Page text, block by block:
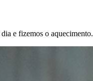
e fizemos o aquecimento.